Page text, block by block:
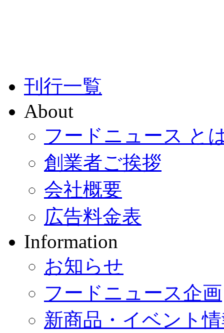
刊行一覧
About
フードニュース と
創業者ご挨拶
会社概要
広告料金表
Information
お知らせ
フードニュース企画
新商品・イベント